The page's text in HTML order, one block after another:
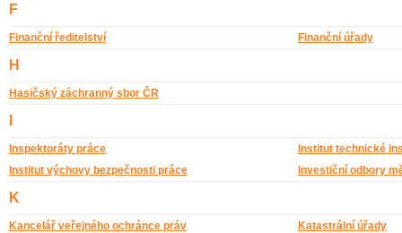
F
Finanční ředitelství Finanční úřady
H
Hasičský záchranný sbor ČR
Inspektoráty práce
Institut technické
Institut výchovy bezpečnosti práce
Investiční odbory
K
Kancelář veřejného ochránce práv
Katastrální úřady